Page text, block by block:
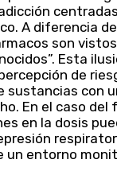
A diferencia
son vistos
Esta
de
sustancias con
En el caso del
en la dosis
un entorno